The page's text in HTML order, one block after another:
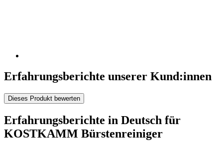
Erfahrungsberichte unserer Kund:innen
Dieses Produkt bewerten
Erfahrungsberichte in Deutsch für
KOSTKAMM Bürstenreiniger